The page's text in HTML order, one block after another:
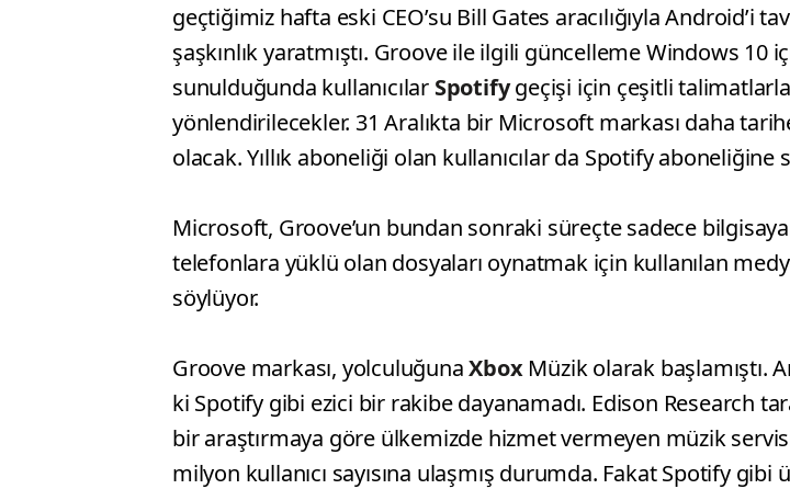
geçtiğimiz hafta eski CEO’su Bill Gates aracılığıyla Android’i
şaşkınlık yaratmıştı. Groove ile ilgili güncelleme Windows 10
sunulduğunda kullanıcılar Spotifygeçişi için çeşitli talimatlarla
yönlendirilecekler. 31 Aralıkta bir Microsoft markası daha
olacak. Yıllık aboneliği olan kullanıcılar da Spotify aboneliğine
Microsoft, Groove’un bundan sonraki süreçte sadece
telefonlara yüklü olan dosyaları oynatmak için kullanılan
söylüyor.
Groove markası, yolculuğunaXbox Müzik olarak başlamıştı.
ki Spotify gibi ezici bir rakibe dayanamadı. Edison Research
bir araştırmaya göre ülkemizde hizmet vermeyen müzik
milyon kullanıcı sayısına ulaşmış durumda. Fakat Spotify gibi